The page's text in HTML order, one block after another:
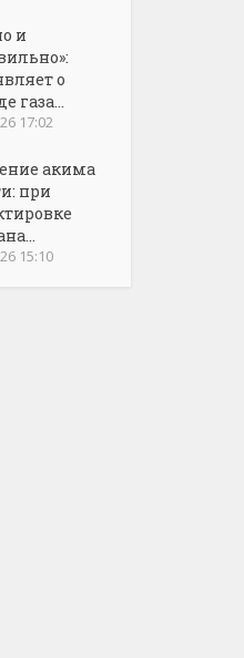
и
о
газа...
17:02
акима
при
15:10